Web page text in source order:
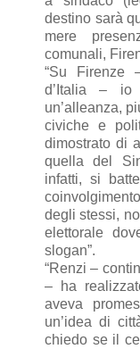
destino sarà
mere
comunali,
“Su Firenze
d’Italia – io
un’alleanza,
civiche e
dimostrato di
quella del
infatti, si
degli stessi,
elettorale
slogan”.
“Renzi –
– ha
aveva
un’idea di
chiedo se il